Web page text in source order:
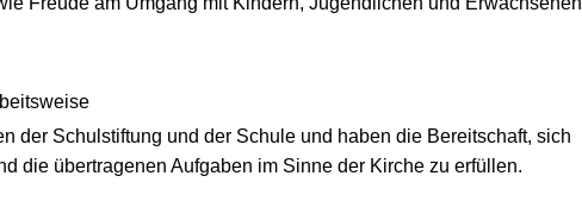
der Schulstiftung und der Schule und haben die Bereitschaft, sich
die übertragenen Aufgaben im Sinne der Kirche zu erfüllen.